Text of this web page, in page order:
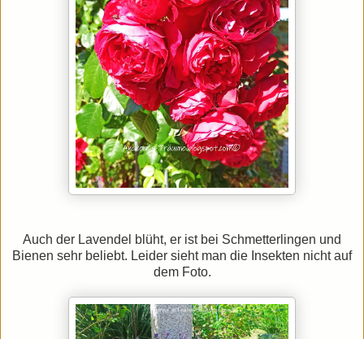
Auch der Lavendel blüht, er ist bei Schmetterlingen und
Bienen sehr beliebt. Leider sieht man die Insekten nicht auf
dem Foto.